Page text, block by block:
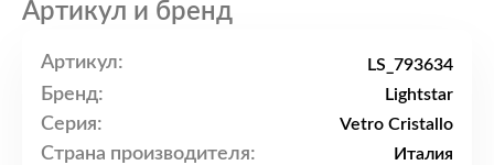
Артикул и бренд
Артикул: LS_793634
Бренд: Lightstar
Серия: Vetro Cristallo
Страна производителя: Италия